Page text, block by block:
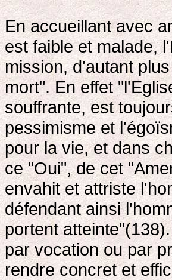
En accueillant avec
est faible et malade,
mission, d'autant
mort". En effet
souffrante, est
pessimisme et
pour la vie, et dans
ce "Oui", de cet
envahit et attriste
défendant ainsi
portent
par vocation ou par
rendre concret et